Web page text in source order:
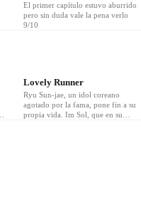
El primer capítulo estuvo aburrido
pero sin duda vale la pena verlo
9/10
Lovely Runner
Ryu Sun-jae, un idol coreano
agotado por la fama, pone fin a su
propia vida. Im Sol, que en su